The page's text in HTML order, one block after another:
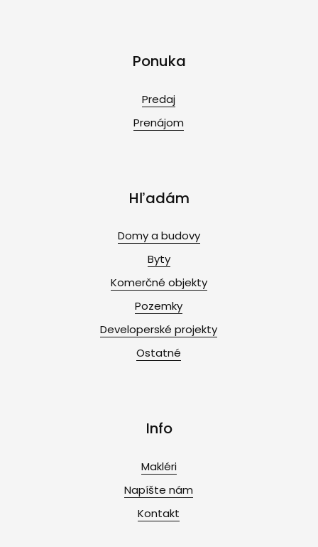
Ponuka
Predaj
Prenájom
Hľadám
Domy a budovy
Byty
Komerčné objekty
Pozemky
Developerské projekty
Ostatné
Info
Makléri
Napíšte nám
Kontakt